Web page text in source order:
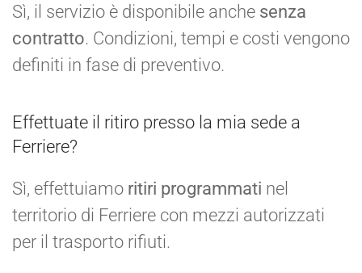
Sì, il servizio è disponibile anche senza
contratto. Condizioni, tempi e costi vengono
definiti in fase di preventivo.
Effettuate il ritiro presso la mia sede a
Ferriere?
Sì, effettuiamo ritiri programmati nel
territorio di Ferriere con mezzi autorizzati
per il trasporto rifiuti.